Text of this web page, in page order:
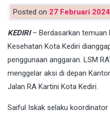
Posted on 27 Februari 2024
KEDIRI– Berdasarkan temuan
Kesehatan Kota Kediri
penggunaan anggaran. LSM
menggelar aksi di depan
Jalan RA Kartini Kota Kediri.
Saiful Iskak selaku